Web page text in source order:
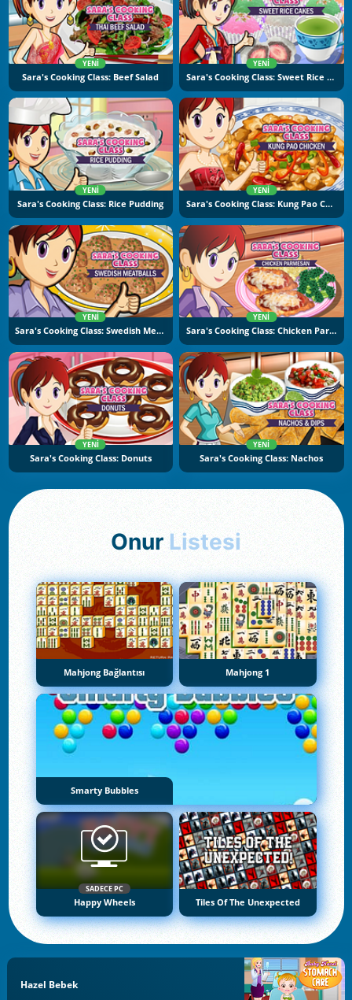
YENI
Sara's Cooking Class: Beef Salad
YENI
Sara's Cooking Class: Sweet Rice Cakes
YENI
Sara's Cooking Class: Rice Pudding
YENI
Sara's Cooking Class: Kung Pao Chicken
YENI
Sara's Cooking Class: Swedish Meatballs
YENI
Sara's Cooking Class: Chicken Parmesan
YENI
Sara's Cooking Class: Donuts
YENI
Sara's Cooking Class: Nachos
Onur Listesi
Mahjong Bağlantısı Mahjong 1
Smarty Bubbles
SADECE PC
Happy Wheels Tiles Of The Unexpected
Hazel Bebek